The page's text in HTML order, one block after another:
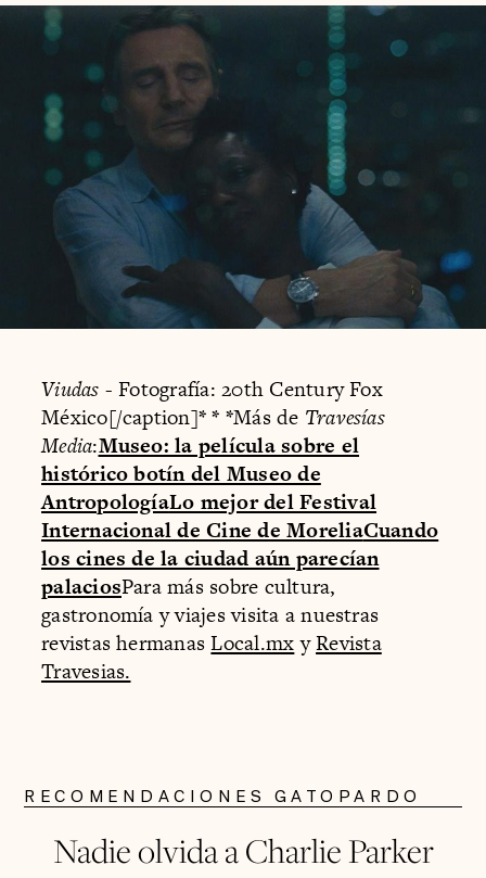
Viudas - Fotografía: 20th Century Fox
México[/caption]* * *Más de Travesías
Media:Museo: la película sobre el
histórico botín del Museo de
AntropologíaLo mejor del Festival
Internacional de Cine de MoreliaCuando
los cines de la ciudad aún parecían
palaciosPara más sobre cultura,
gastronomía y viajes visita a nuestras
revistas hermanasLocal.mxyRevista
Travesias.
RECOMENDACIONES GATOPARDO
Nadie olvida a Charlie Parker